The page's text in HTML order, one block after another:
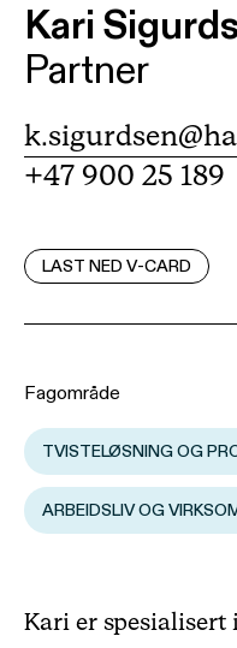
Kari
Partner
+47 900 25 189
LAST NED V-CARD
Fagområde
TVISTELØSNING OG
ARBEIDSLIV OG
Kari er